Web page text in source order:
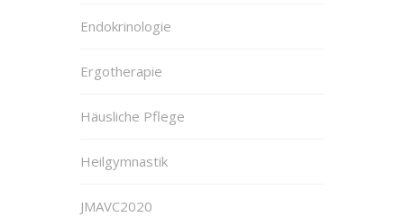
Endokrinologie
Ergotherapie
Häusliche Pflege
Heilgymnastik
JMAVC2020